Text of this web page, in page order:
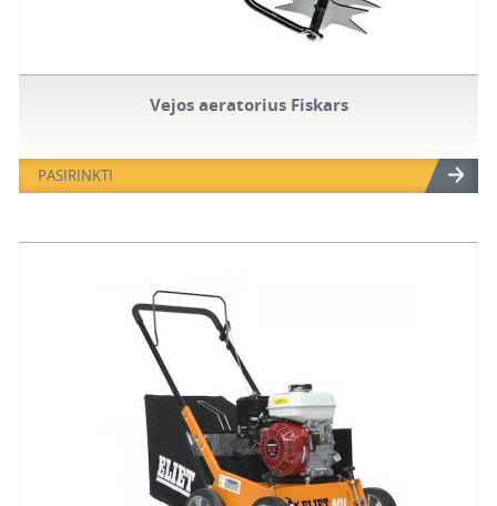
Vejos aeratorius Fiskars
PASIRINKTI